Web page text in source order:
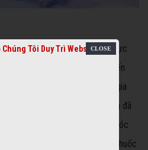
biết tháng 5 sẽ về nước để thực
bè, người thân, đồng nghiệp đến
vàng. Đồng thời ông sẽ tham gia
kịch, phim truyền hình mà ông đã
bệnh, đến nay nhờ sự chăm sóc
Ăn uống kiêng cữ, uống thuốc
Chúng Tôi Duy Trì Website